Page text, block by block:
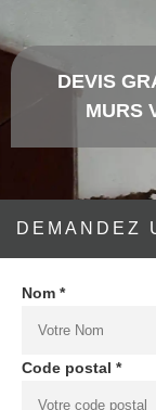
DEVIS
MURS
DEMANDEZ
Nom *
Code postal *